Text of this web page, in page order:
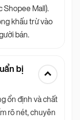
Shopee Mall).
khấu trừ vào
bán.
bị
ổn định và chất
rõ nét, chuyên